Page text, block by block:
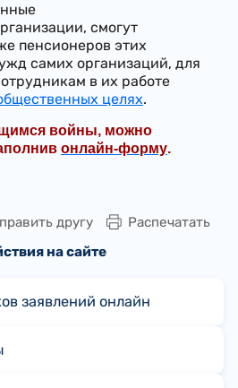
смогут
пенсионеров этих
самих организаций, для
в их работе
целях.
войны, можно
онлайн-форму.
Распечатать
другу
на сайте
заявлений онлайн